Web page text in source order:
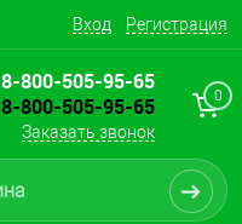
Вход Регистрация
8-800-505-95-65
8-800-505-95-65
Заказать звонок
0